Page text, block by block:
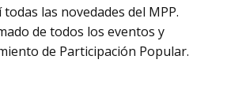
las novedades del MPP.
de todos los eventos y
de Participación Popular.